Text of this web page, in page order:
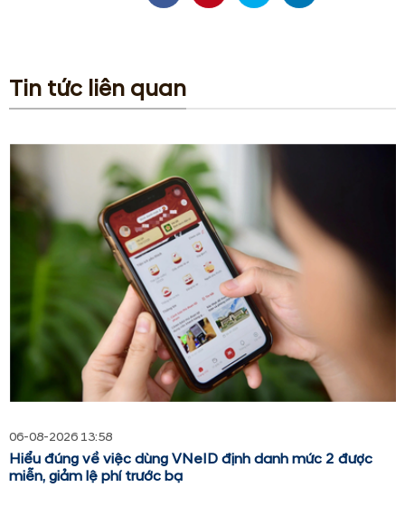
Tin tức liên quan
06-08-2026 13:58
Hiểu đúng về việc dùng VNeID định danh mức 2 được
miễn, giảm lệ phí trước bạ